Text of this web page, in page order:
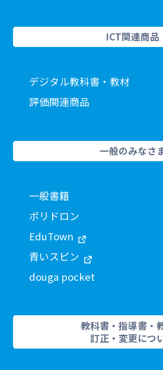
ICT関連商品
デジタル教科書・教材
評価関連商品
一般のみなさ
一般書籍
ポリドロン
EduTown
青いスピン
douga pocket
教科書・指導書・
訂正・変更につ